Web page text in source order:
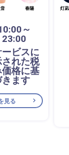
春陽
～
23:00
ビスに
れた税
格に基
ます
見る
灯